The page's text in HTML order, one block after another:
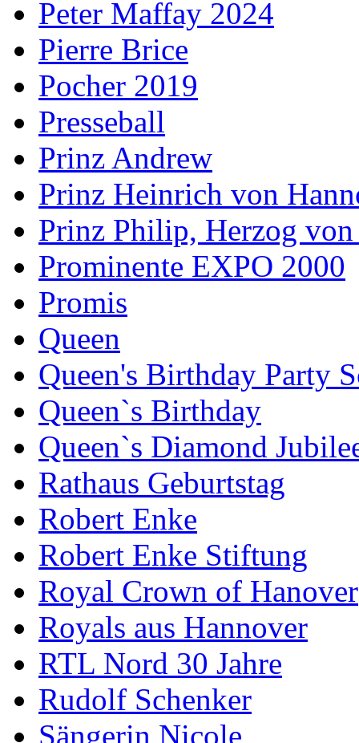
Peter Maffay 2024
Pierre Brice
Pocher 2019
Presseball
Prinz Andrew
Prinz Heinrich von
Prinz Philip, Herzog
Prominente EXPO 2000
Promis
Queen
Queen's Birthday Party
Queen`s Birthday
Queen`s Diamond
Rathaus Geburtstag
Robert Enke
Robert Enke Stiftung
Royal Crown of Hanover
Royals aus Hannover
RTL Nord 30 Jahre
Rudolf Schenker
Sängerin Nicole